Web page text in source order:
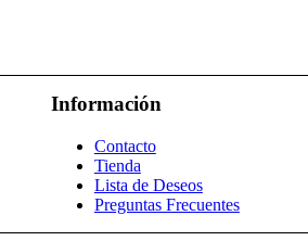
Información
Contacto
Tienda
Lista de Deseos
Preguntas Frecuentes